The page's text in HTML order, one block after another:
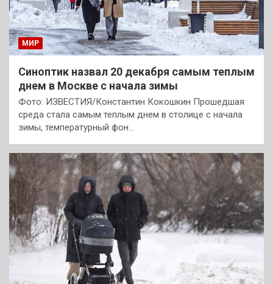
МИР
Синоптик назвал 20 декабря самым теплым
днем в Москве с начала зимы
Фото: ИЗВЕСТИЯ/Константин Кокошкин Прошедшая
среда стала самым теплым днем в столице с начала
зимы, температурный фон…